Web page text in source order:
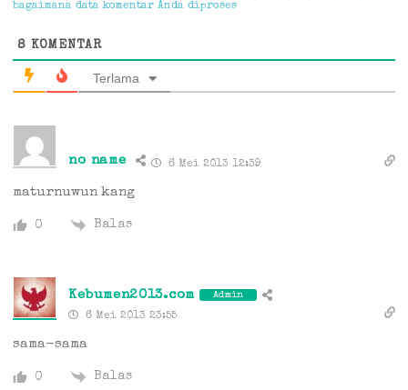
bagaimana data komentar Anda diproses
8 KOMENTAR
Terlama
no name 6 Mei 2013 12:39
maturnuwun kang
0 Balas
Kebumen2013.com Admin
6 Mei 2013 23:55
sama-sama
0 Balas